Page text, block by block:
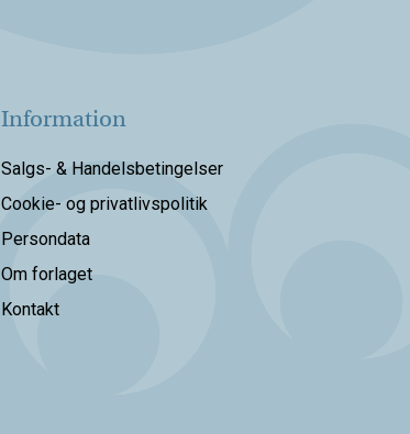
Information
Salgs- & Handelsbetingelser
Cookie- og privatlivspolitik
Persondata
Om forlaget
Kontakt